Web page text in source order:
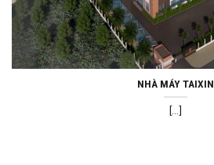
NHÀ MÁY TAIXIN
[...]